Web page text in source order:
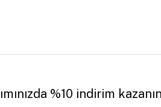
%10 indirim kazanın